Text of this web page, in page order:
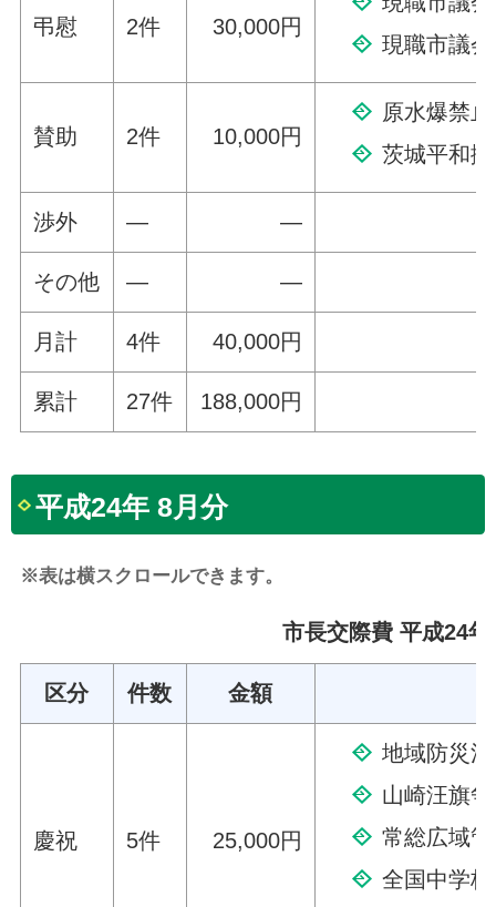
弔慰 2件 30,000円
現職市議
賛助 2件 10,000円
原水爆禁
茨城平和
渉外 — —
その他 — —
月計 4件 40,000円
累計 27件 188,000円
平成24年 8月分
※表は横スクロールできます。
市長交際費 平成24
区分 件数 金額
慶祝 5件 25,000円
地域防災
山崎汪旗
常総広域
全国中学